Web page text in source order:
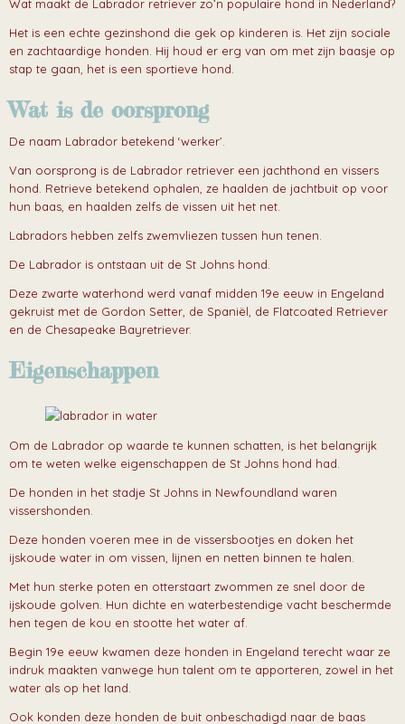
Wat maakt de Labrador retriever zo’n populaire hond in Nederland?
Het is een echte gezinshond die gek op kinderen is. Het zijn sociale
en zachtaardige honden. Hij houd er erg van om met zijn baasje op
stap te gaan, het is een sportieve hond.
Wat is de oorsprong
De naam Labrador betekend ‘werker’.
Van oorsprong is de Labrador retriever een jachthond en vissers
hond. Retrieve betekend ophalen, ze haalden de jachtbuit op voor
hun baas, en haalden zelfs de vissen uit het net.
Labradors hebben zelfs zwemvliezen tussen hun tenen.
De Labrador is ontstaan uit de St Johns hond.
Deze zwarte waterhond werd vanaf midden 19e eeuw in Engeland
gekruist met de Gordon Setter, de Spaniël, de Flatcoated Retriever
en de Chesapeake Bayretriever.
Eigenschappen
Om de Labrador op waarde te kunnen schatten, is het belangrijk
om te weten welke eigenschappen de St Johns hond had.
De honden in het stadje St Johns in Newfoundland waren
vissershonden.
Deze honden voeren mee in de vissersbootjes en doken het
ijskoude water in om vissen, lijnen en netten binnen te halen.
Met hun sterke poten en otterstaart zwommen ze snel door de
ijskoude golven. Hun dichte en waterbestendige vacht beschermde
hen tegen de kou en stootte het water af.
Begin 19e eeuw kwamen deze honden in Engeland terecht waar ze
indruk maakten vanwege hun talent om te apporteren, zowel in het
water als op het land.
Ook konden deze honden de buit onbeschadigd naar de baas